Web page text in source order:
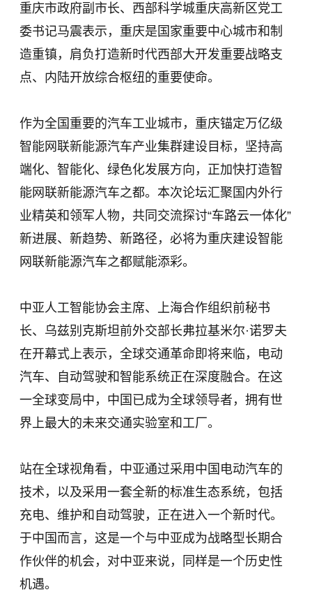
重庆市政府副市长、西部科学城重庆高新区党工
委书记马震表示，重庆是国家重要中心城市和制
造重镇，肩负打造新时代西部大开发重要战略支
点、内陆开放综合枢纽的重要使命。
作为全国重要的汽车工业城市，重庆锚定万亿级
智能网联新能源汽车产业集群建设目标，坚持高
端化、智能化、绿色化发展方向，正加快打造智
能网联新能源汽车之都。本次论坛汇聚国内外行
业精英和领军人物，共同交流探讨“车路云一体化”
新进展、新趋势、新路径，必将为重庆建设智能
网联新能源汽车之都赋能添彩。
中亚人工智能协会主席、上海合作组织前秘书
长、乌兹别克斯坦前外交部长弗拉基米尔·诺罗夫
在开幕式上表示，全球交通革命即将来临，电动
汽车、自动驾驶和智能系统正在深度融合。在这
一全球变局中，中国已成为全球领导者，拥有世
界上最大的未来交通实验室和工厂。
站在全球视角看，中亚通过采用中国电动汽车的
技术，以及采用一套全新的标准生态系统，包括
充电、维护和自动驾驶，正在进入一个新时代。
于中国而言，这是一个与中亚成为战略型长期合
作伙伴的机会，对中亚来说，同样是一个历史性
机遇。